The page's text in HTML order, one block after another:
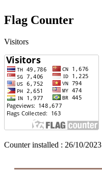
Flag Counter
Visitors
Counter installed : 26/10/2023